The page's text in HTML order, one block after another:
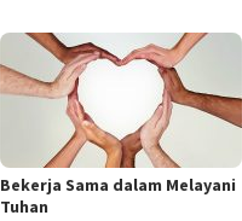
Bekerja Sama dalam Melayani
Tuhan